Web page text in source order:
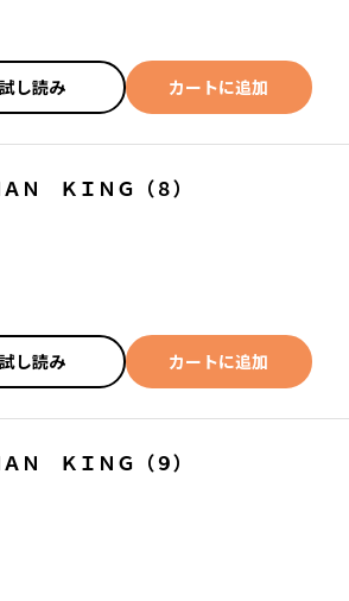
試し読み カートに追加
Ｎ ＫＩＮＧ（８）
試し読み カートに追加
Ｎ ＫＩＮＧ（９）